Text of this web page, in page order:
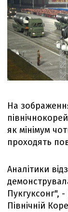
На
як мінімум
проходять
Аналітики
Пукгуксонг",
Північній